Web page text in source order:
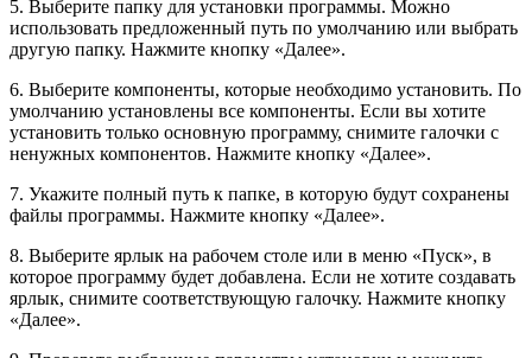
5. Выберите папку для установки программы. Можно
использовать предложенный путь по умолчанию или выбрать
другую папку. Нажмите кнопку «Далее».
6. Выберите компоненты, которые необходимо установить. По
умолчанию установлены все компоненты. Если вы хотите
установить только основную программу, снимите галочки с
ненужных компонентов. Нажмите кнопку «Далее».
7. Укажите полный путь к папке, в которую будут сохранены
файлы программы. Нажмите кнопку «Далее».
8. Выберите ярлык на рабочем столе или в меню «Пуск», в
которое программу будет добавлена. Если не хотите создавать
ярлык, снимите соответствующую галочку. Нажмите кнопку
«Далее».